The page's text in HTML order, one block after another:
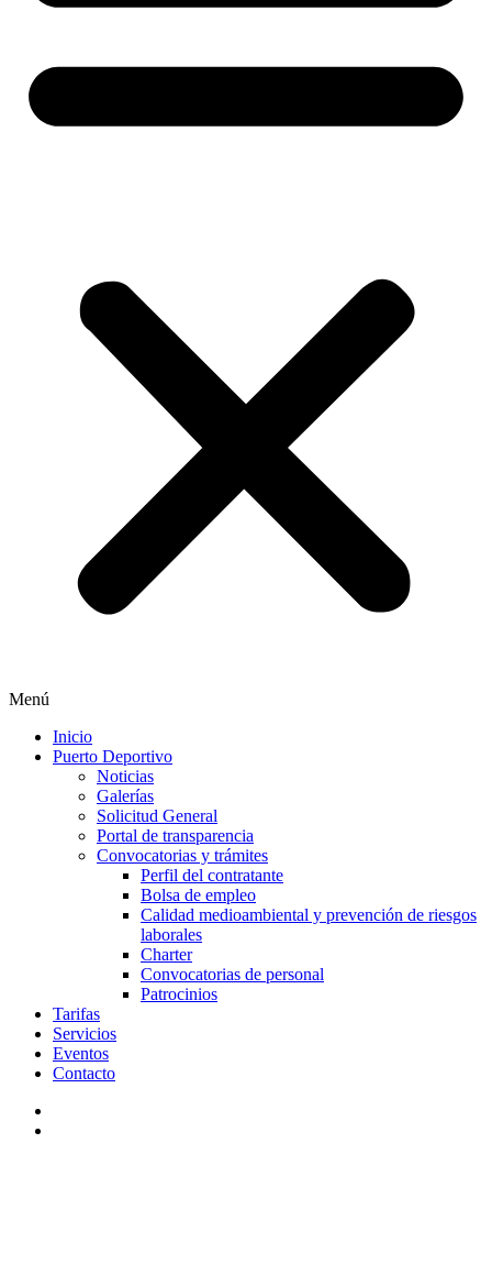
Menú
Inicio
Puerto Deportivo
Noticias
Galerías
Solicitud General
Portal de transparencia
Convocatorias y trámites
Perfil del contratante
Bolsa de empleo
Calidad medioambiental y prevención de riesgos
laborales
Charter
Convocatorias de personal
Patrocinios
Tarifas
Servicios
Eventos
Contacto